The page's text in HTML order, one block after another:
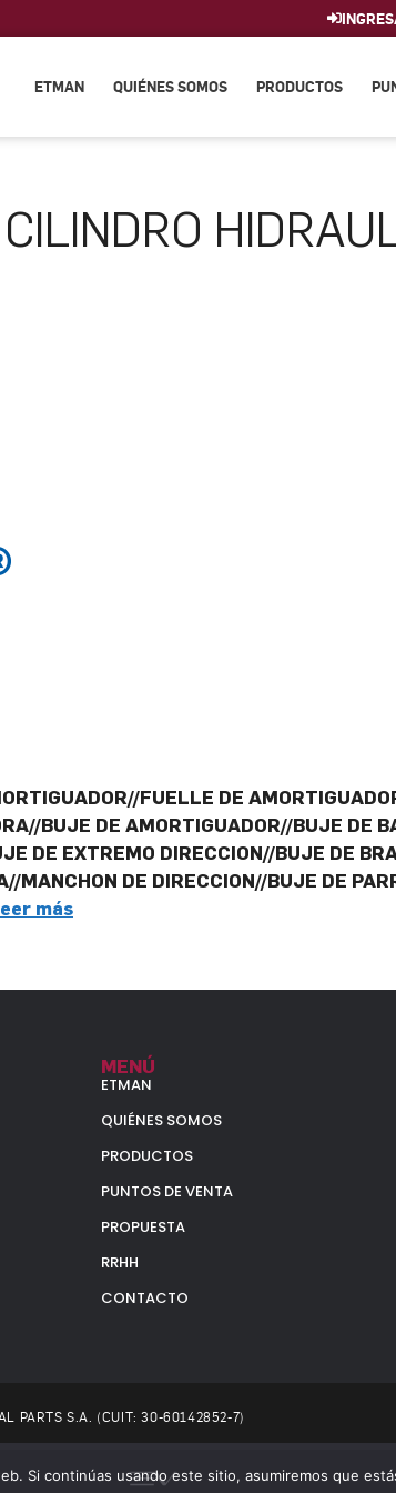
ETMAN QUIÉNES SOMOS PRODUCTOS
FUELLE DE
BUJE DE AMORTIGUADOR//BUJE DE
DE EXTREMO DIRECCION//BUJE DE
MANCHON DE DIRECCION//BUJE DE
más
MENÚ
ETMAN
QUIÉNES SOMOS
PRODUCTOS
PUNTOS DE VENTA
PROPUESTA
RRHH
CONTACTO
PARTS S.A. (CUIT: 30-60142852-7)
Si continúas usando este sitio, asumiremos que